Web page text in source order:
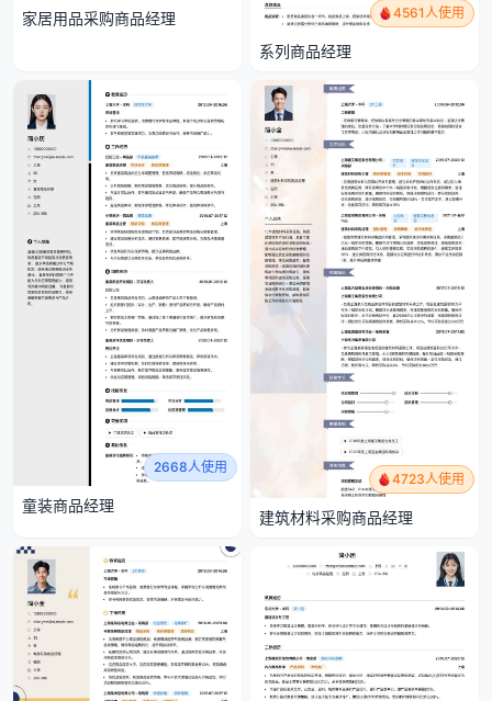
家居用品采购商品经理 4561人使用
系列商品经理
2668人使用
童装商品经理
4723人使用
建筑材料采购商品经理